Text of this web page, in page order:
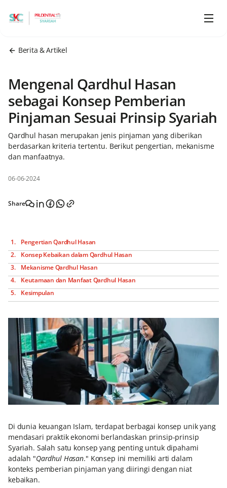
Berita & Artikel
Mengenal Qardhul Hasan
sebagai Konsep Pemberian
Pinjaman Sesuai Prinsip Syariah
Qardhul hasan merupakan jenis pinjaman yang diberikan
berdasarkan kriteria tertentu. Berikut pengertian, mekanisme
dan manfaatnya.
06-06-2024
Share
Pengertian Qardhul Hasan
Konsep Kebaikan dalam Qardhul Hasan
Mekanisme Qardhul Hasan
Keutamaan dan Manfaat Qardhul Hasan
Kesimpulan
Di dunia keuangan Islam, terdapat berbagai konsep unik yang
mendasari praktik ekonomi berlandaskan prinsip-prinsip
Syariah. Salah satu konsep yang penting untuk dipahami
adalah "Qardhul Hasan." Konsep ini memiliki arti dalam
konteks pemberian pinjaman yang diiringi dengan niat
kebaikan.